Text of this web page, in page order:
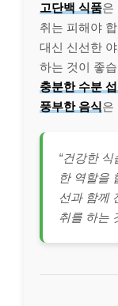
고단백 식품은
취는 피해야
대신 신선한
하는 것이 좋
충분한 수분
풍부한 음식은
“건강한
한 역할을
선과 함께
취를 하는